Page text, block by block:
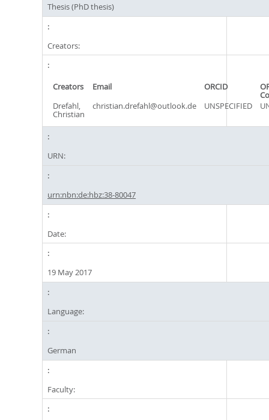
Thesis (PhD thesis)
Creators:
Creators Email ORCID
Drefahl,
Christian
christian.drefahl@outlook.de UNSPECIFIED
URN:
urn:nbn:de:hbz:38-80047
Date:
19 May 2017
Language:
German
Faculty: